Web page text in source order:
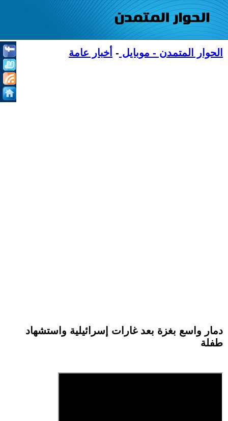
الحوار المتمدن - موبايل - أخبار عامة
دمار واسع بغزة بعد غارات إسرائيلية واستشهاد
طفلة